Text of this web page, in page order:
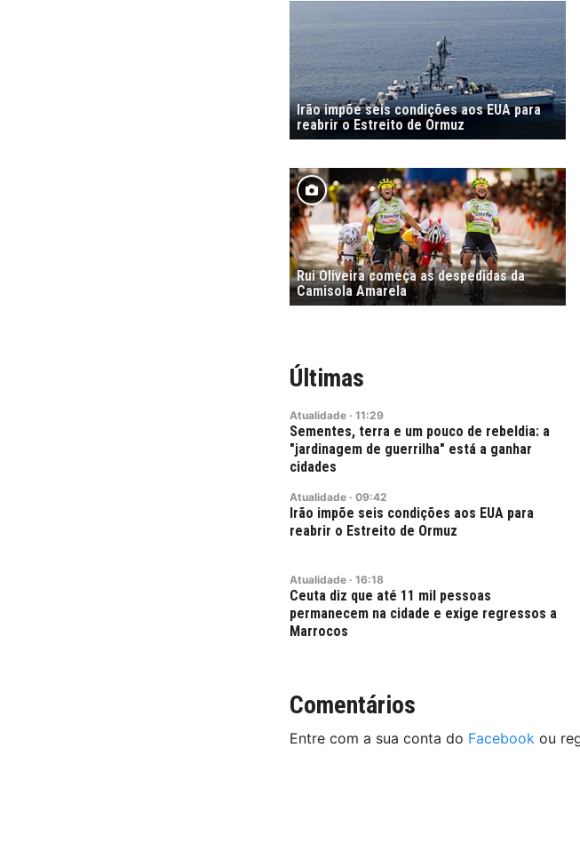
Irão impõe seis condições aos EUA para
reabrir o Estreito de Ormuz
Rui Oliveira começa as despedidas da
Camisola Amarela
Últimas
Atualidade · 11:29
Sementes, terra e um pouco de rebeldia: a
"jardinagem de guerrilha" está a ganhar
cidades
Atualidade · 09:42
Irão impõe seis condições aos EUA para
reabrir o Estreito de Ormuz
Atualidade · 16:18
Ceuta diz que até 11 mil pessoas
permanecem na cidade e exige regressos a
Marrocos
Comentários
Entre com a sua conta do Facebook ou